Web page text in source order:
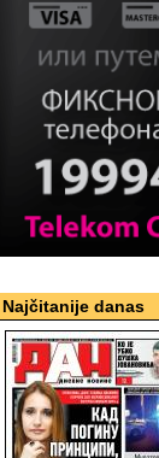
Najčitanije danas